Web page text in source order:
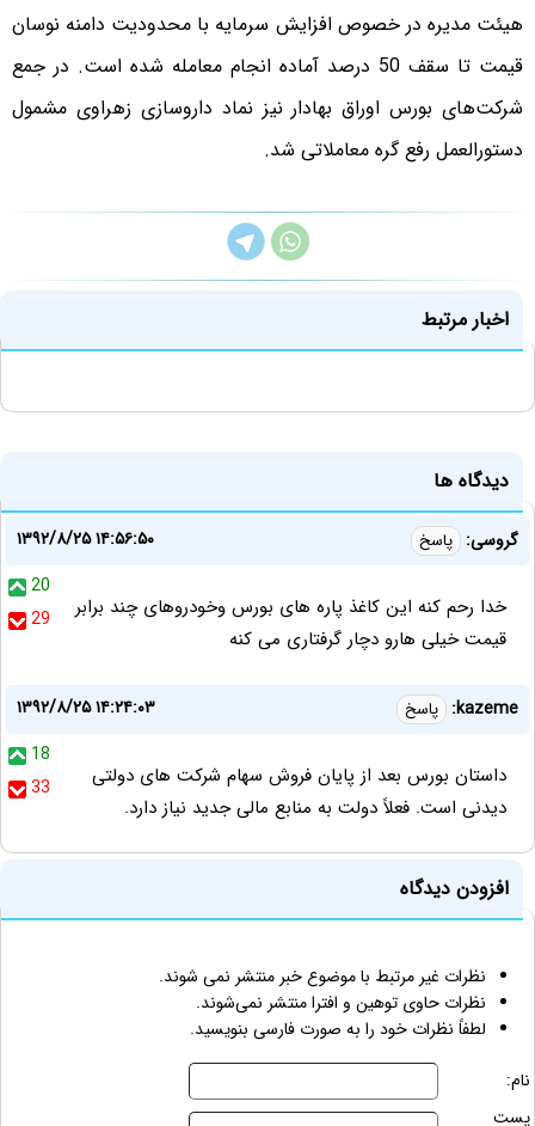
هیئت مدیره در خصوص افزایش سرمایه با محدودیت دامنه نوسان
قیمت تا سقف 50 درصد آماده انجام معامله شده است. در جمع
شرکت‌های بورس اوراق بهادار نیز نماد داروسازی زهراوی مشمول
دستورالعمل رفع گره معاملاتی شد.
اخبار مرتبط
دیدگاه ها
گروسی: پاسخ
۱۳۹۲/۸/۲۵ ۱۴:۵۶:۵۰
20
29
خدا رحم کنه این کاغذ پاره های بورس وخودروهای چند برابر
قیمت خیلی هارو دچار گرفتاری می کنه
kazeme: پاسخ
۱۳۹۲/۸/۲۵ ۱۴:۲۴:۰۳
18
33
داستان بورس بعد از پایان فروش سهام شرکت های دولتی
دیدنی است. فعلاً دولت به منابع مالی جدید نیاز دارد.
افزودن دیدگاه
نظرات غیر مرتبط با موضوع خبر منتشر نمی شوند.
نظرات حاوی توهین و افترا منتشر نمی‌شوند.
لطفاً نظرات خود را به صورت فارسی بنویسید.
نام:
پست